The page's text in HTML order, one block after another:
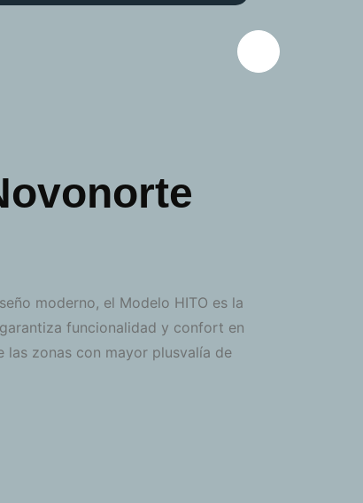
moderno, el Modelo HITO es la
funcionalidad y confort en
zonas con mayor plusvalía de